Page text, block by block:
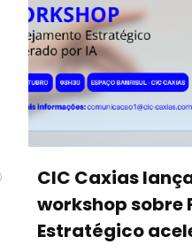
CIC Caxias
workshop sobre
Estratégico